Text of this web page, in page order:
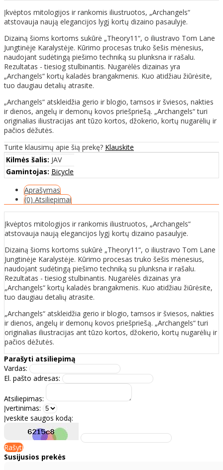
Įkvėptos mitologijos ir rankomis iliustruotos, „Archangels“
atstovauja naują elegancijos lygį kortų dizaino pasaulyje.
Dizainą šioms kortoms sukūrė „Theory11“, o iliustravo Tom Lane
Jungtinėje Karalystėje. Kūrimo procesas truko šešis mėnesius,
naudojant sudėtingą piešimo techniką su plunksna ir rašalu.
Rezultatas - tiesiog stulbinantis. Nugarėlės dizainas yra
„Archangels“ kortų kaladės brangakmenis. Kuo atidžiau žiūrėsite,
tuo daugiau detalių atrasite.
„Archangels“ atskleidžia gerio ir blogio, tamsos ir šviesos, nakties
ir dienos, angelų ir demonų kovos priešpriešą. „Archangels“ turi
originalias iliustracijas ant tūzo kortos, džokerio, kortų nugarėlių ir
pačios dėžutės.
Turite klausimų apie šią prekę? Klauskite
Kilmės šalis: JAV
Gamintojas: Bicycle
Aprašymas
(0) Atsiliepimai
Įkvėptos mitologijos ir rankomis iliustruotos, „Archangels“
atstovauja naują elegancijos lygį kortų dizaino pasaulyje.
Dizainą šioms kortoms sukūrė „Theory11“, o iliustravo Tom Lane
Jungtinėje Karalystėje. Kūrimo procesas truko šešis mėnesius,
naudojant sudėtingą piešimo techniką su plunksna ir rašalu.
Rezultatas - tiesiog stulbinantis. Nugarėlės dizainas yra
„Archangels“ kortų kaladės brangakmenis. Kuo atidžiau žiūrėsite,
tuo daugiau detalių atrasite.
„Archangels“ atskleidžia gerio ir blogio, tamsos ir šviesos, nakties
ir dienos, angelų ir demonų kovos priešpriešą. „Archangels“ turi
originalias iliustracijas ant tūzo kortos, džokerio, kortų nugarėlių ir
pačios dėžutės.
Parašyti atsiliepimą
Vardas:
El. pašto adresas:
Atsiliepimas:
Įvertinimas:
Įveskite saugos kodą:
Rašyti
Susijusios prekės